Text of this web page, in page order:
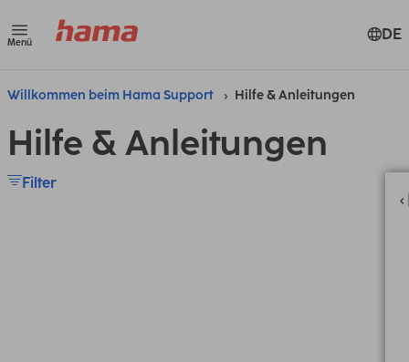
Menü DE
Willkommen beim Hama Support Hilfe & Anleitungen
Hilfe & Anleitungen
Filter